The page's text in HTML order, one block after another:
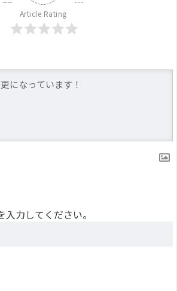
Article Rating
力してください。